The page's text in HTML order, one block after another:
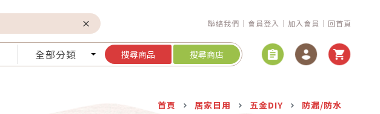
聯絡我們 會員登入 加入會員 回首頁
全部分類 搜尋商品 搜尋商店
首頁 居家日用 五金DIY 防漏/防水
快速結帳